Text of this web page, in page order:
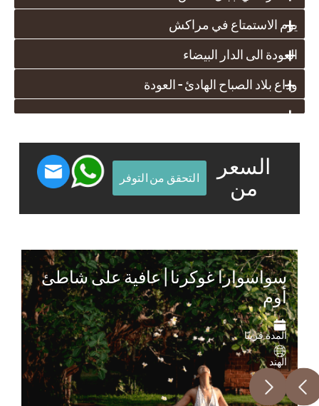
يوم الاستمتاع في مراكش
+
العودة الى الدار البيضاء
+
وداع بلاد الصباح الهادئ – العودة
+
+
السعر
من
التحقق من التوفر
Previous
سواسوارا غوكرنا | عافية على شاطئ
أوم
المدة قريبًا
الهند
Next